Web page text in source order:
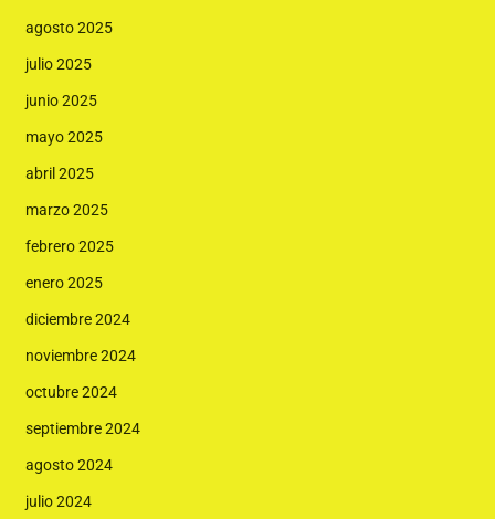
agosto 2025
julio 2025
junio 2025
mayo 2025
abril 2025
marzo 2025
febrero 2025
enero 2025
diciembre 2024
noviembre 2024
octubre 2024
septiembre 2024
agosto 2024
julio 2024